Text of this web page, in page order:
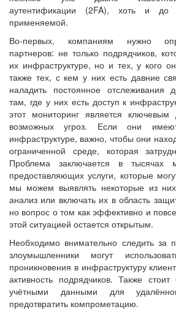
аутентификации (2FA), хоть и
применяемой.
Во-первых, компаниям нужно
партнеров: не только подрядчиков,
их инфраструктуре, но и тех, у кого
также тех, с кем у них есть давние
наладить постоянное отслеживания
там, где у них есть доступ к
этот мониторинг является
возможных угроз. Если они
инфраструктуре, важно, чтобы они
ограниченной среде, которая
Проблема заключается в тысячах
предоставляющих услуги, которые
мы можем выявлять некоторые из
анализ или включать их в область
но вопрос о том как эффективно и
этой ситуацией остается открытым.
Необходимо внимательно следить за
злоумышленники могут
проникновения в инфраструктуру
активность подрядчиков. Также
учётными данными для
предотвратить компрометацию.